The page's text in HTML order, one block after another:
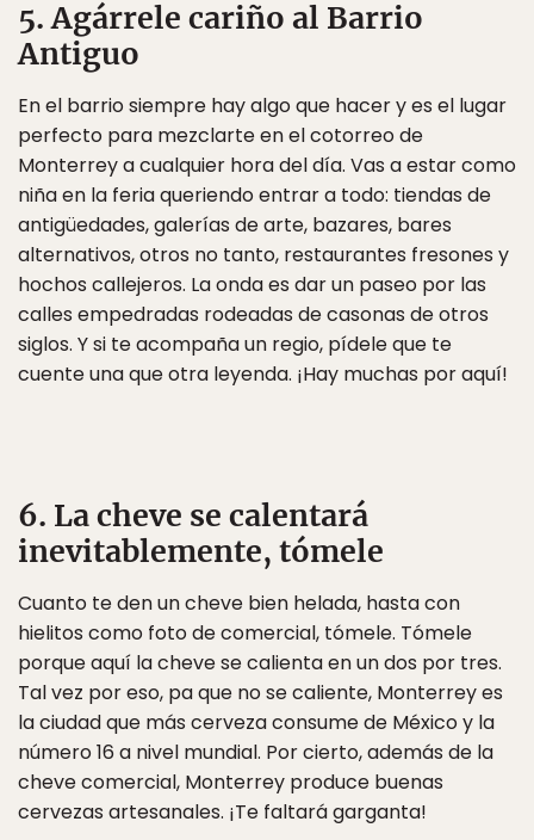
5. Agárrele cariño al Barrio
Antiguo
En el barrio siempre hay algo que hacer y es el lugar
perfecto para mezclarte en el cotorreo de
Monterrey a cualquier hora del día. Vas a estar como
niña en la feria queriendo entrar a todo: tiendas de
antigüedades, galerías de arte, bazares, bares
alternativos, otros no tanto, restaurantes fresones y
hochos callejeros. La onda es dar un paseo por las
calles empedradas rodeadas de casonas de otros
siglos. Y si te acompaña un regio, pídele que te
cuente una que otra leyenda. ¡Hay muchas por aquí!
6. La cheve se calentará
inevitablemente, tómele
Cuanto te den un cheve bien helada, hasta con
hielitos como foto de comercial, tómele. Tómele
porque aquí la cheve se calienta en un dos por tres.
Tal vez por eso, pa que no se caliente, Monterrey es
la ciudad que más cerveza consume de México y la
número 16 a nivel mundial. Por cierto, además de la
cheve comercial, Monterrey produce buenas
cervezas artesanales. ¡Te faltará garganta!